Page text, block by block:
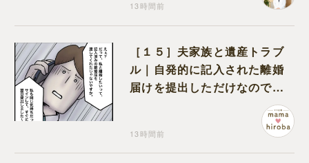
13時間前
［１５］夫家族と遺産トラブ
ル｜自発的に記入された離婚
届けを提出しただけなので、
13時間前